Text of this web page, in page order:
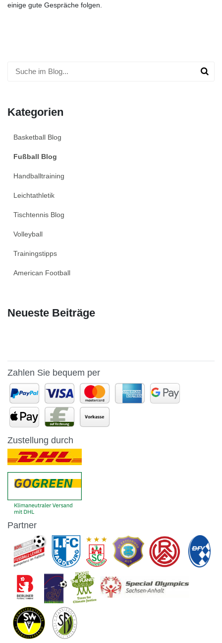
einige gute Gespräche folgen.
Kategorien
Basketball Blog
Fußball Blog
Handballtraining
Leichtathletik
Tischtennis Blog
Volleyball
Trainingstipps
American Football
Neueste Beiträge
Zahlen Sie bequem per
Zustellung durch
Partner